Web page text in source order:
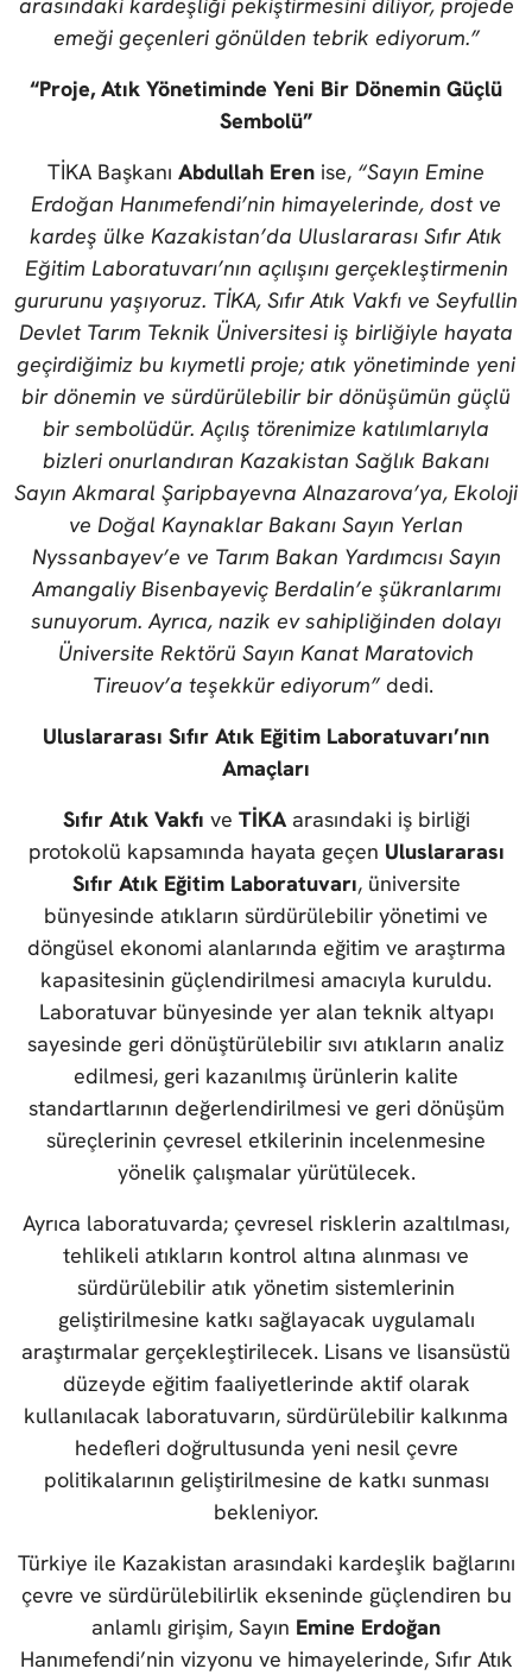
arasındaki kardeşliği pekiştirmesini diliyor, projede
emeği geçenleri gönülden tebrik ediyorum.”
“Proje, Atık Yönetiminde Yeni Bir Dönemin Güçlü
Sembolü”
TİKA Başkanı Abdullah Eren ise, “Sayın Emine
Erdoğan Hanımefendi’nin himayelerinde, dost ve
kardeş ülke Kazakistan’da Uluslararası Sıfır Atık
Eğitim Laboratuvarı’nın açılışını gerçekleştirmenin
gururunu yaşıyoruz. TİKA, Sıfır Atık Vakfı ve Seyfullin
Devlet Tarım Teknik Üniversitesi iş birliğiyle hayata
geçirdiğimiz bu kıymetli proje; atık yönetiminde yeni
bir dönemin ve sürdürülebilir bir dönüşümün güçlü
bir sembolüdür. Açılış törenimize katılımlarıyla
bizleri onurlandıran Kazakistan Sağlık Bakanı
Sayın Akmaral Şaripbayevna Alnazarova’ya, Ekoloji
ve Doğal Kaynaklar Bakanı Sayın Yerlan
Nyssanbayev’e ve Tarım Bakan Yardımcısı Sayın
Amangaliy Bisenbayeviç Berdalin’e şükranlarımı
sunuyorum. Ayrıca, nazik ev sahipliğinden dolayı
Üniversite Rektörü Sayın Kanat Maratovich
Tireuov’a teşekkür ediyorum”dedi.
Uluslararası Sıfır Atık Eğitim Laboratuvarı’nın
Amaçları
Sıfır Atık Vakfı ve TİKAarasındaki iş birliği
protokolü kapsamında hayata geçen Uluslararası
Sıfır Atık Eğitim Laboratuvarı, üniversite
bünyesinde atıkların sürdürülebilir yönetimi ve
döngüsel ekonomi alanlarında eğitim ve araştırma
kapasitesinin güçlendirilmesi amacıyla kuruldu.
Laboratuvar bünyesinde yer alan teknik altyapı
sayesinde geri dönüştürülebilir sıvı atıkların analiz
edilmesi, geri kazanılmış ürünlerin kalite
standartlarının değerlendirilmesi ve geri dönüşüm
süreçlerinin çevresel etkilerinin incelenmesine
yönelik çalışmalar yürütülecek.
Ayrıca laboratuvarda; çevresel risklerin azaltılması,
tehlikeli atıkların kontrol altına alınması ve
sürdürülebilir atık yönetim sistemlerinin
geliştirilmesine katkı sağlayacak uygulamalı
araştırmalar gerçekleştirilecek. Lisans ve lisansüstü
düzeyde eğitim faaliyetlerinde aktif olarak
kullanılacak laboratuvarın, sürdürülebilir kalkınma
hedefleri doğrultusunda yeni nesil çevre
politikalarının geliştirilmesine de katkı sunması
bekleniyor.
Türkiye ile Kazakistan arasındaki kardeşlik bağlarını
çevre ve sürdürülebilirlik ekseninde güçlendiren bu
anlamlı girişim, Sayın Emine Erdoğan
Hanımefendi’nin vizyonu ve himayelerinde, Sıfır Atık